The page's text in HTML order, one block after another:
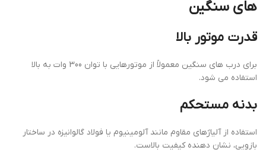
های سنگین
قدرت موتور بالا
برای درب های سنگین معمولاً از موتورهایی با توان 300 وات به بالا
استفاده می شود.
بدنه مستحکم
استفاده از آلیاژهای مقاوم مانند آلومینیوم یا فولاد گالوانیزه در ساختار
بازویی، نشان دهنده کیفیت بالاست.